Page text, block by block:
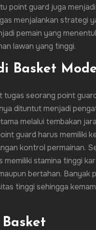
point guard juga
menjalankan strategi
pemain yang
lawan yang tinggi.
Basket
seorang point
dituntut menjadi
melalui tembakan
guard harus memiliki
kontrol permainan.
stamina tinggi
bertahan. Banyak
tinggi sehingga